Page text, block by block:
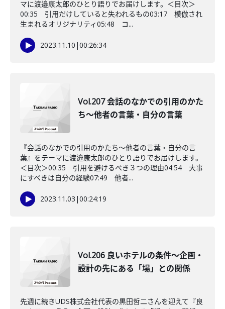
マに渡邉康太郎のひとり語りでお届けします。＜目次＞
00:35 引用だけしていると失われるもの03:17 模倣され
生まれるオリジナリティ05:48 コ...
2023.11.10 |00:26:34
Vol.207 会話のなかでの引用のかた
ち〜他者の言葉・自分の言葉
『会話のなかでの引用のかたち〜他者の言葉・自分の言
葉』をテーマに渡邉康太郎のひとり語りでお届けします。
＜目次＞00:35 引用を避けるべき３つの理由04:54 大事
にすべきは自分の経験07:49 他者...
2023.11.03 |00:24:19
Vol.206 良いホテルの条件〜企画・
設計の先にある「場」との関係
先週に続きUDS株式会社代表の黒田哲二さんを迎えて『良